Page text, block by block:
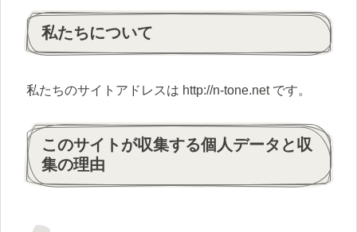
私たちについて
私たちのサイトアドレスは http://n-tone.net です。
このサイトが収集する個人データと収
集の理由